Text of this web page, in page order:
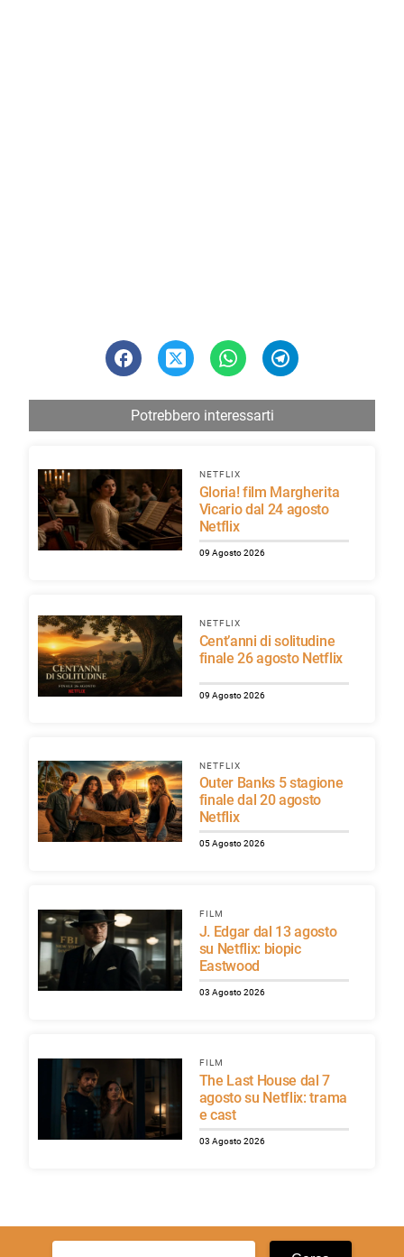
Potrebbero interessarti
NETFLIX
Gloria! film Margherita
Vicario dal 24 agosto
Netflix
09 Agosto 2026
NETFLIX
Cent’anni di solitudine
finale 26 agosto Netflix
09 Agosto 2026
NETFLIX
Outer Banks 5 stagione
finale dal 20 agosto
Netflix
05 Agosto 2026
FILM
J. Edgar dal 13 agosto
su Netflix: biopic
Eastwood
03 Agosto 2026
FILM
The Last House dal 7
agosto su Netflix: trama
e cast
03 Agosto 2026
Ricerca